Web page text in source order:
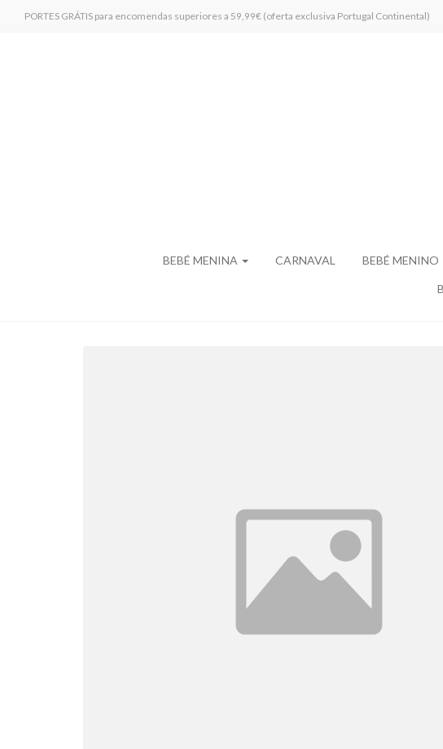
PORTES GRÁTIS para encomendas superiores a 59,99€ (oferta exclusiva Portugal Continental)
BEBÉ MENINA CARNAVAL BEBÉ MENINO